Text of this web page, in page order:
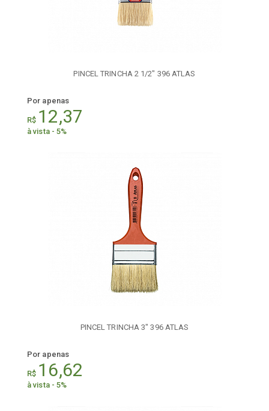
PINCEL TRINCHA 2 1/2" 396 ATLAS
Por apenas
R$ 12,37
à vista - 5%
PINCEL TRINCHA 3" 396 ATLAS
Por apenas
R$ 16,62
à vista - 5%